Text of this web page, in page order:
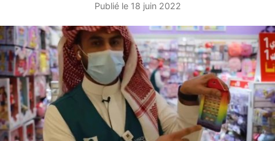
Publié le 18 juin 2022